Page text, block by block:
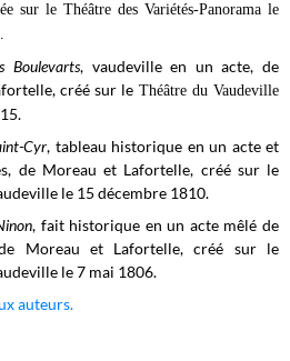
sur le Théâtre des Variétés-Panorama le
Boulevarts, vaudeville en un acte, de
créé sur le Théâtre du Vaudeville
Cyr, tableau historique en un acte et
de Moreau et Lafortelle, créé sur le
le 15 décembre 1810.
, fait historique en un acte mêlé de
Moreau et Lafortelle, créé sur le
le 7 mai 1806.
auteurs.